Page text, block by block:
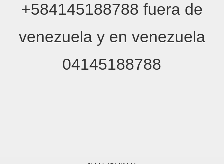
+584145188788 fuera de
venezuela y en venezuela
04145188788